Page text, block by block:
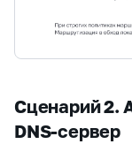
Сценарий 2.
DNS‑сервер